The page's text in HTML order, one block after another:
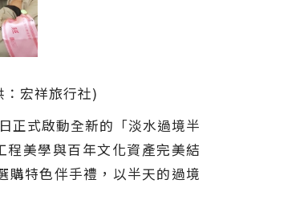
宏祥旅行社)
正式啟動全新的「淡水過境半
美學與百年文化資產完美結
購特色伴手禮，以半天的過境